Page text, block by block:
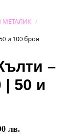
МЕТАЛИК
и 100 броя
–
| 50 и
лв.